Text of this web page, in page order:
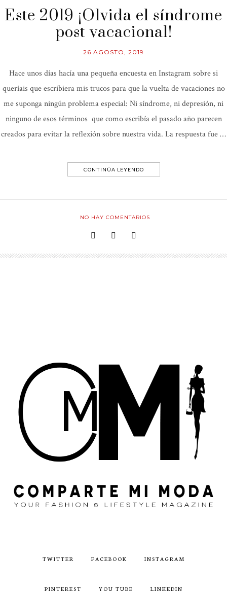
Este 2019 ¡Olvida el síndrome
post vacacional!
26 AGOSTO, 2019
Hace unos días hacía una pequeña encuesta en Instagram sobre si
queríais que escribiera mis trucos para que la vuelta de vacaciones no
me suponga ningún problema especial: Ni síndrome, ni depresión, ni
ninguno de esos términos que como escribía el pasado año parecen
creados para evitar la reflexión sobre nuestra vida. La respuesta fue …
CONTINÚA LEYENDO
NO HAY COMENTARIOS
TWITTER FACEBOOK INSTAGRAM
PINTEREST YOU TUBE LINKEDIN